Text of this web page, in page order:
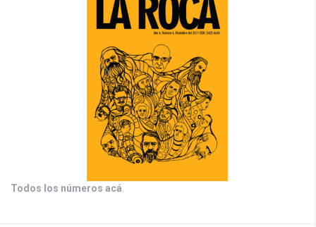
Todos los números acá